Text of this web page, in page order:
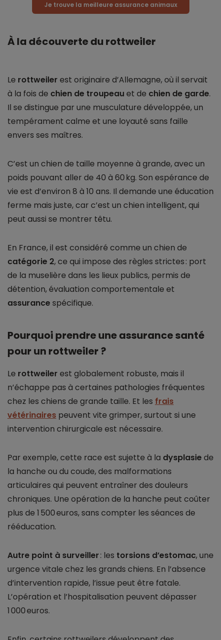
Je trouve la meilleure assurance animaux
À la découverte du rottweiler
Le rottweiler est originaire d’Allemagne, où il servait
à la fois de chien de troupeauet de chien de garde.
Il se distingue par une musculature développée, un
tempérament calme et une loyauté sans faille
envers ses maîtres.
C’est un chien de taille moyenne à grande, avec un
poids pouvant aller de 40 à 60 kg. Son espérance de
vie est d’environ 8 à 10 ans. Il demande une éducation
ferme mais juste, car c’est un chien intelligent, qui
peut aussi se montrer têtu.
En France, il est considéré comme un chien de
catégorie 2, ce qui impose des règles strictes : port
de la muselière dans les lieux publics, permis de
détention, évaluation comportementale et
assurancespécifique.
Pourquoi prendre une assurance santé
pour un rottweiler ?
Le rottweiler est globalement robuste, mais il
n’échappe pas à certaines pathologies fréquentes
chez les chiens de grande taille. Et les frais
vétérinaires peuvent vite grimper, surtout si une
intervention chirurgicale est nécessaire.
Par exemple, cette race est sujette à la dysplasiede
la hanche ou du coude, des malformations
articulaires qui peuvent entraîner des douleurs
chroniques. Une opération de la hanche peut coûter
plus de 1 500 euros, sans compter les séances de
rééducation.
Autre point à surveiller: les torsions d’estomac, une
urgence vitale chez les grands chiens. En l’absence
d’intervention rapide, l’issue peut être fatale.
L’opération et l’hospitalisation peuvent dépasser
1 000 euros.